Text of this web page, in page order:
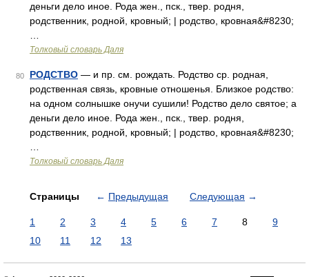
деньги дело иное. Рода жен., пск., твер. родня,
родственник, родной, кровный; | родство, кровная&#8230;
Толковый словарь Даля
80 РОДСТВО — и пр. см. рождать. Родство ср. родная,
родственная связь, кровные отношенья. Близкое родство:
на одном солнышке онучи сушили! Родство дело святое; а
деньги дело иное. Рода жен., пск., твер. родня,
родственник, родной, кровный; | родство, кровная&#8230;
Толковый словарь Даля
Страницы ← Предыдущая Следующая →
1 2 3 4 5 6 7 8
9
10
11 12 13